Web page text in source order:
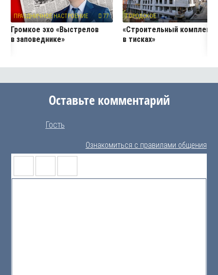
ПРАЗДНИЧНОЕ НАСТРОЕНИЕ 77
Громкое эхо «Выстрелов
в заповеднике»
ГОРОДСКОЕ
«Строительный комплекс
в тисках»
Оставьте комментарий
Гость
Ознакомиться с правилами общения